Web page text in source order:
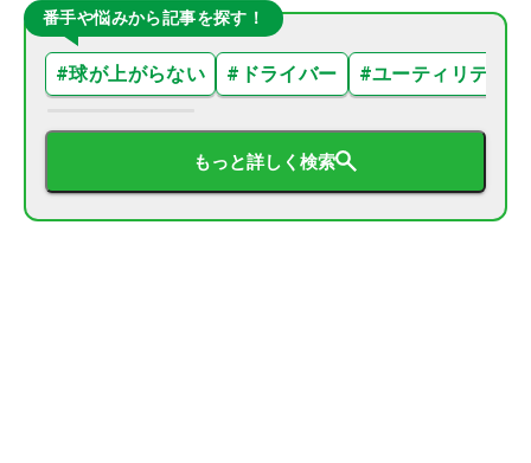
番手や悩みから記事を探す！
#球が上がらない # ドライバー #ユーティリティ
もっと詳しく検索